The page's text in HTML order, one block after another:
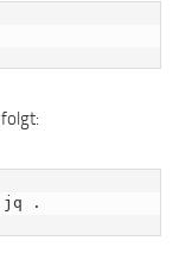
jq .